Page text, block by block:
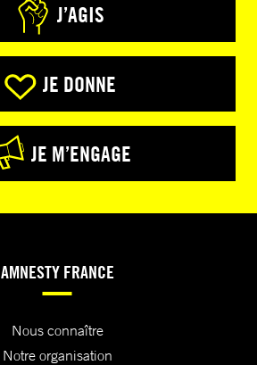
J’AGIS
JE DONNE
JE M’ENGAGE
AMNESTY FRANCE
Nous connaître
Notre organisation